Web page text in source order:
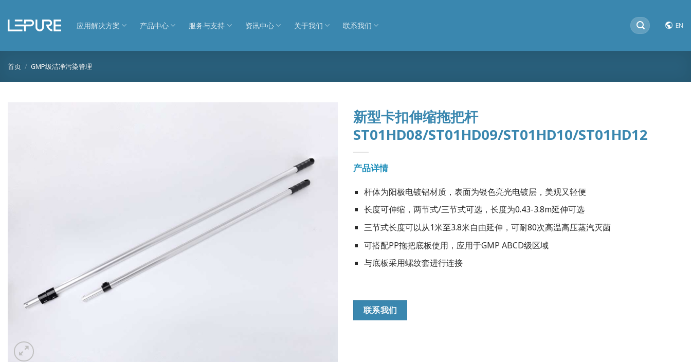
应用解决方案 产品中心 服务与支持 资讯中心 关于我们 联系我们
搜
索：
EN
首页 / GMP级洁净污染管理
新型卡扣伸缩拖把杆
ST01HD08/ST01HD09/ST01HD10/ST01HD12
产品详情
杆体为阳极电镀铝材质，表面为银色亮光电镀层，美观又轻便
长度可伸缩，两节式/三节式可选，长度为0.43-3.8m延伸可选
三节式长度可以从1米至3.8米自由延伸，可耐80次高温高压蒸汽灭菌
可搭配PP拖把底板使用，应用于GMP ABCD级区域
与底板采用螺纹套进行连接
联系我们